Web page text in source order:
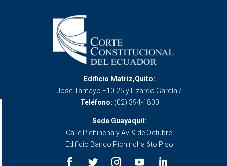
Edificio Matriz,Quito:
José Tamayo E10 25 y Lizardo García /
Teléfono: (02) 394-1800
Sede Guayaquil:
Calle Pichincha y Av. 9 de Octubre.
Edificio Banco Pichincha 6to Piso